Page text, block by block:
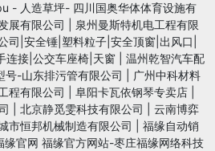
- 人造草坪- 四川国奥华体体育设施有
展有限公司
泉州曼斯特机电工程有限
司|安全锤|塑料粒子|安全顶窗|出风口|
连接|公交车座椅|天窗
温州乾智汽车配
号-山东排污管有限公司
广州中科材料
程有限公司 阜阳卡瓦依钢琴专卖店
北京静觅雯科技有限公司
云南博弈
市恒邦机械制造有限公司
福缘自动销
官网 福缘官方网站-枣庄福缘网络科技